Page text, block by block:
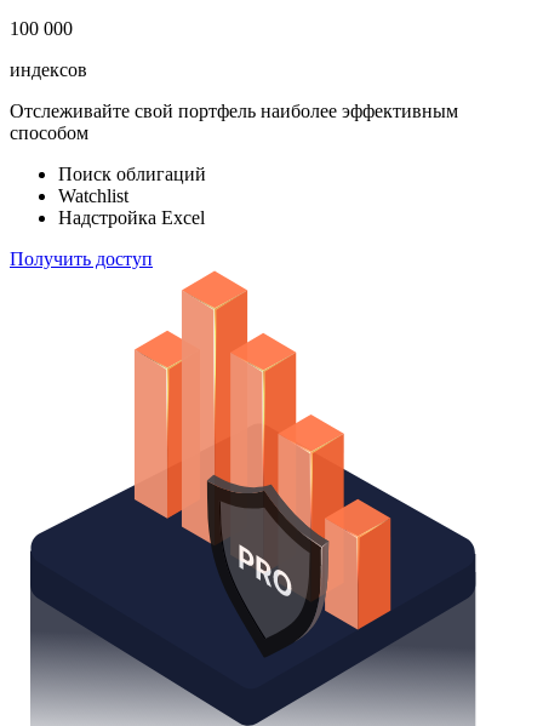
100 000
индексов
Отслеживайте свой портфель наиболее эффективным
способом
Поиск облигаций
Watchlist
Надстройка Excel
Получить доступ